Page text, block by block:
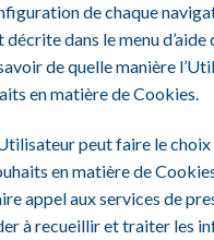
de chaque
dans le menu d’aide
de quelle manière
en matière de Cookies.
peut faire le choix
en matière de
appel aux services de
à recueillir et traiter les